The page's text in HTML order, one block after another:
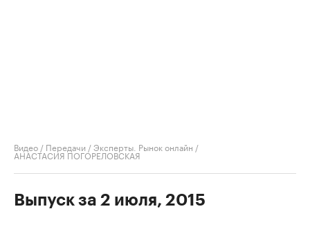
Видео / Передачи /Эксперты. Рынок онлайн /
АНАСТАСИЯ ПОГОРЕЛОВСКАЯ
Выпуск за 2 июля, 2015